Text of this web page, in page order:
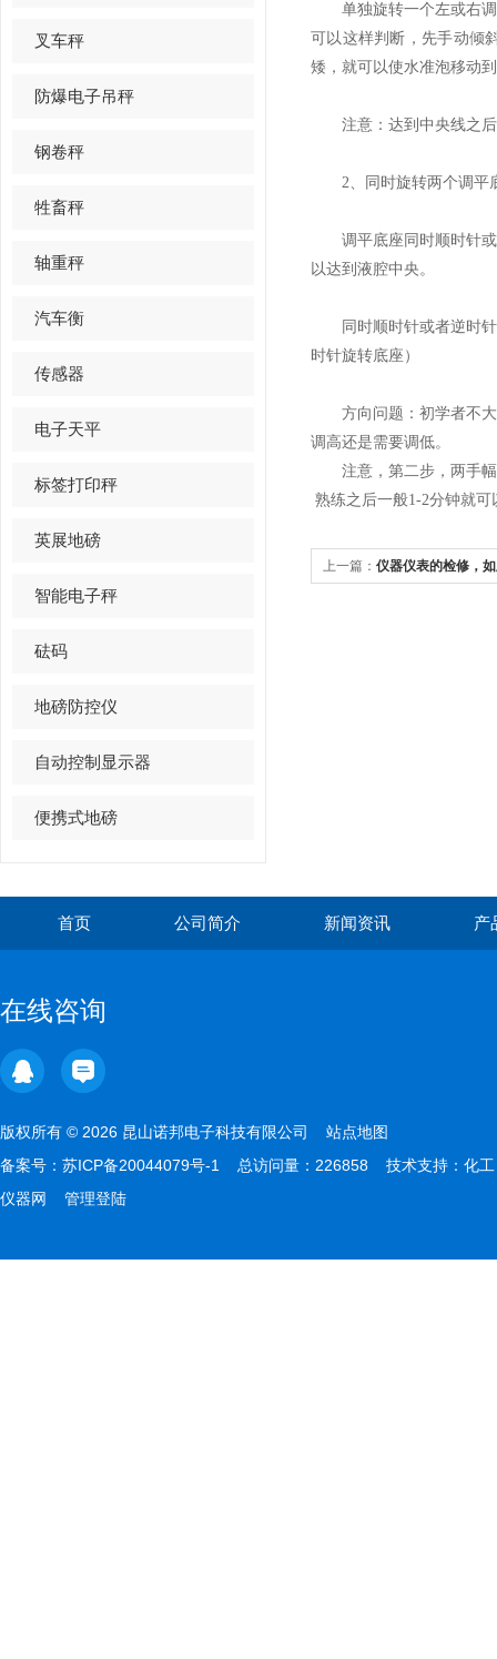
叉车秤
防爆电子吊秤
钢卷秤
牲畜秤
轴重秤
汽车衡
传感器
电子天平
标签打印秤
英展地磅
智能电子秤
砝码
地磅防控仪
自动控制显示器
便携式地磅
单独旋转一个左或右调
可以这样判断，先手动倾
矮，就可以使水准泡移动
注意：达到中央线之后
2、同时旋转两个调平底
调平底座同时顺时针或
以达到液腔中央。
同时顺时针或者逆时针
时针旋转底座）
方向问题：初学者不大
调高还是需要调低。
注意，第二步，两手
熟练之后一般1-2分钟就
上一篇： 仪器仪表的检修，
首页 公司简介 新闻资讯 产
在线咨询
版权所有 © 2026 昆山诺邦电子科技有限公司 站点地图
备案号： 苏ICP备20044079号-1 总访问量：226858 技术支持： 化工
仪器网
管理登陆